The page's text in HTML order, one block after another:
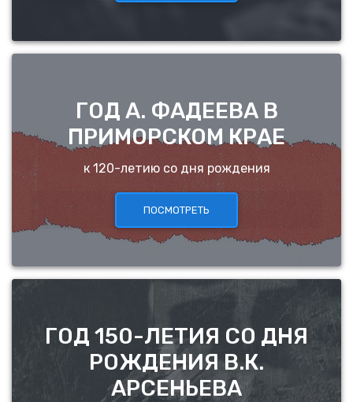
ГОД А. ФАДЕЕВА В
ПРИМОРСКОМ КРАЕ
к 120-летию со дня рождения
ПОСМОТРЕТЬ
ГОД 150-ЛЕТИЯ СО ДНЯ
РОЖДЕНИЯ В.К.
АРСЕНЬЕВА